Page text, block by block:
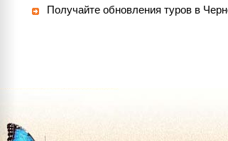
Получайте обновления туров в